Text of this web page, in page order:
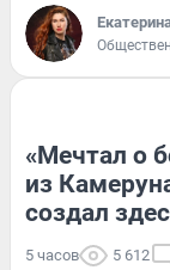
«Мечтал о
из
создал
5 часов 5 612